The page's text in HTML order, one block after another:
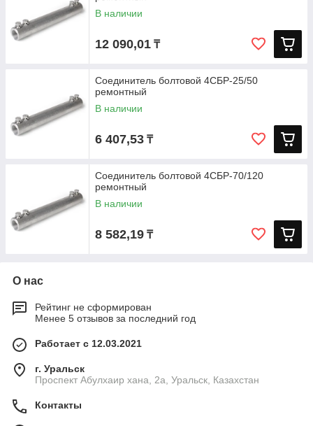
В наличии
12 090,01 ₸
Соединитель болтовой 4СБР-25/50
ремонтный
В наличии
6 407,53 ₸
Соединитель болтовой 4СБР-70/120
ремонтный
В наличии
8 582,19 ₸
О нас
Рейтинг не сформирован
Менее 5 отзывов за последний год
Работает с 12.03.2021
г. Уральск
Проспект Абулхаир хана, 2а, Уральск, Казахстан
Контакты